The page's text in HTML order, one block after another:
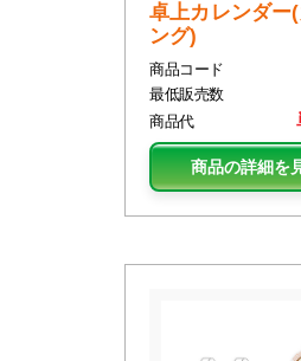
卓上カレンダー
ング)
商品コード
最低販売数
商品代
商品の詳細を